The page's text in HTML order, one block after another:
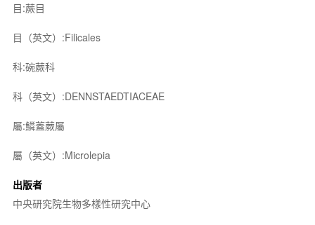
目:蕨目
目（英文）:Filicales
科:碗蕨科
科（英文）:DENNSTAEDTIACEAE
屬:鱗蓋蕨屬
屬（英文）:Microlepia
出版者
中央研究院生物多樣性研究中心